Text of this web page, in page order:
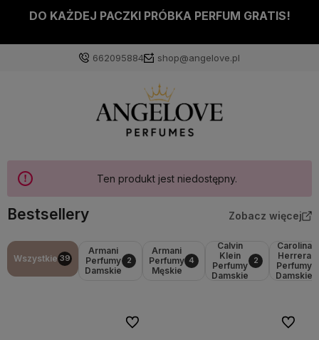
DO KAŻDEJ PACZKI PRÓBKA PERFUM GRATIS!
662095884 shop@angelove.pl
Ten produkt jest niedostępny.
Bestsellery Zobacz więcej
Wszystkie 39
Armani
Perfumy
Damskie
2
Armani
Perfumy
Męskie
4
Calvin
Klein
Perfumy
Damskie
2
Carolina
Herrera
Perfumy
Damskie
Do ulubionych Do